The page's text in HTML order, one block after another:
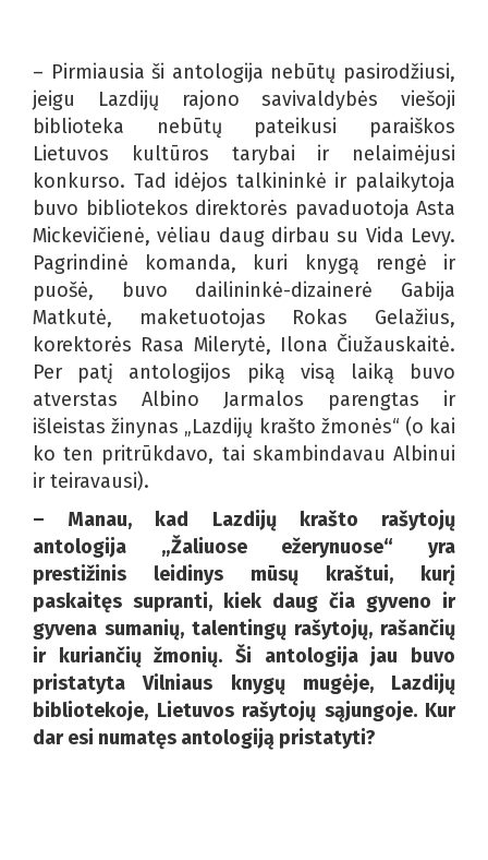
– Pirmiausia ši antologija nebūtų pasirodžiusi,
jeigu Lazdijų rajono savivaldybės viešoji
biblioteka nebūtų pateikusi paraiškos
Lietuvos kultūros tarybai ir nelaimėjusi
konkurso. Tad idėjos talkininkė ir palaikytoja
buvo bibliotekos direktorės pavaduotoja Asta
Mickevičienė, vėliau daug dirbau su Vida Levy.
Pagrindinė komanda, kuri knygą rengė ir
puošė, buvo dailininkė-dizainerė Gabija
Matkutė, maketuotojas Rokas Gelažius,
korektorės Rasa Milerytė, Ilona Čiužauskaitė.
Per patį antologijos piką visą laiką buvo
atverstas Albino Jarmalos parengtas ir
išleistas žinynas „Lazdijų krašto žmonės“ (o kai
ko ten pritrūkdavo, tai skambindavau Albinui
ir teiravausi).
– Manau, kad Lazdijų krašto rašytojų
antologija „Žaliuose ežerynuose“ yra
prestižinis leidinys mūsų kraštui, kurį
paskaitęs supranti, kiek daug čia gyveno ir
gyvena sumanių, talentingų rašytojų, rašančių
ir kuriančių žmonių. Ši antologija jau buvo
pristatyta Vilniaus knygų mugėje, Lazdijų
bibliotekoje, Lietuvos rašytojų sąjungoje. Kur
dar esi numatęs antologiją pristatyti?